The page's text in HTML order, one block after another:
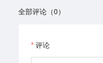
全部评论（0）
评论